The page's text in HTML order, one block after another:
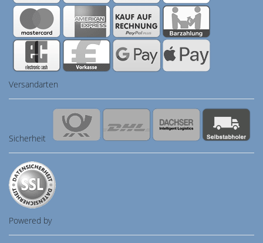
Versandarten
Sicherheit
Powered by